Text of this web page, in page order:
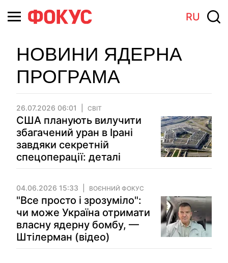
RU
НОВИНИ ЯДЕРНА
ПРОГРАМА
26.07.2026 06:01 СВІТ
США планують вилучити
збагачений уран в Ірані
завдяки секретній
спецоперації: деталі
04.06.2026 15:33 ВОЄННИЙ ФОКУС
"Все просто і зрозуміло":
чи може Україна отримати
власну ядерну бомбу, —
Штілерман (відео)